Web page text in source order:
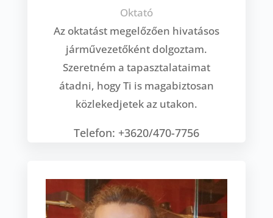
Oktató
Az oktatást megelőzően hivatásos
járművezetőként dolgoztam.
Szeretném a tapasztalataimat
átadni, hogy Ti is magabiztosan
közlekedjetek az utakon.
Telefon: +3620/470-7756